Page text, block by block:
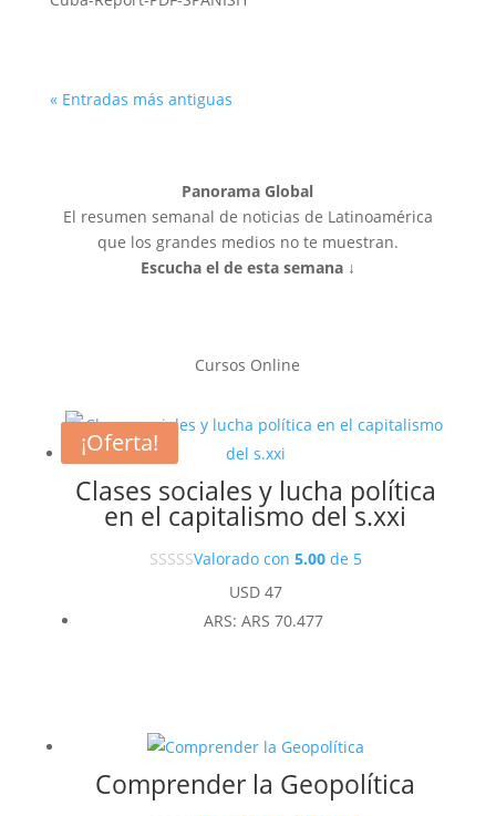
« Entradas más antiguas
Panorama Global
El resumen semanal de noticias de Latinoamérica
que los grandes medios no te muestran.
Escucha el de esta semana ↓
Cursos Online
Clases sociales y lucha política
en el capitalismo del s.xxi
Valorado con 5.00de 5
USD47
ARS: ARS 70.477
Comprender la Geopolítica
¡Oferta!